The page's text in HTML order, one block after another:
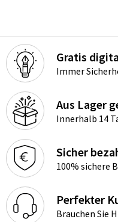
Gratis
Immer
Aus Lager
Innerhalb 14
Sicher
100% sichere
Perfekter
Brauchen Sie